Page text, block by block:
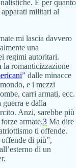
E per quanto
militari al
mi lascia davvero
una
regimi autoritari.
la romanticizzazione
” dalle minacce
e i mezzi
carri armati, ecc.
guerra e dalla
Anzi, sarebbe più
armate.3 Ma dire
ti offende.
di più”,
di un